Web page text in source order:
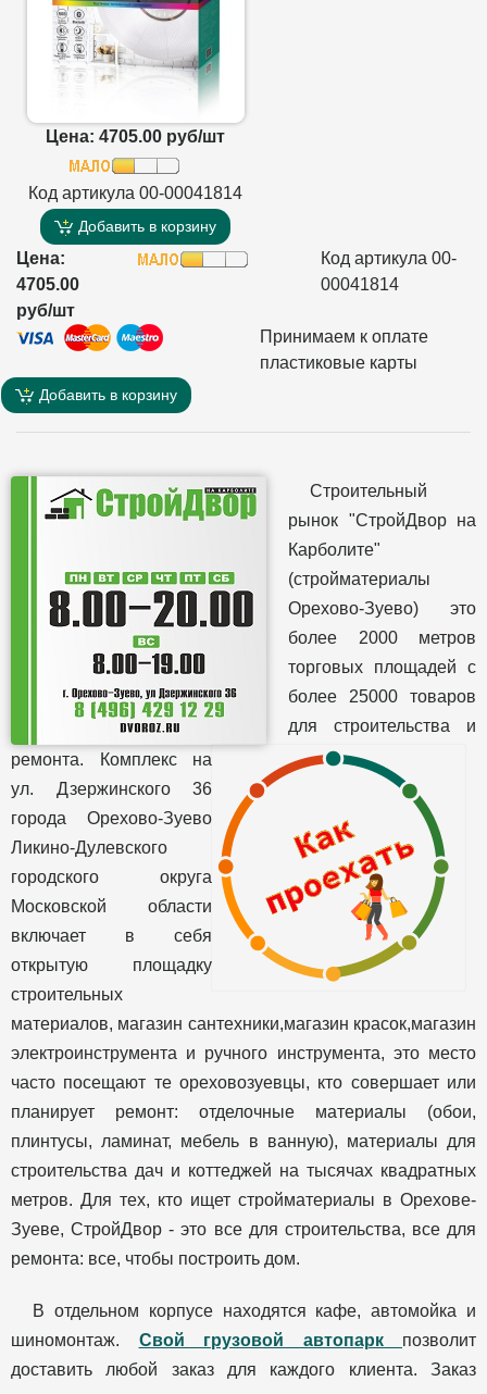
Цена: 4705.00 руб/шт
Код артикула 00-00041814
Добавить в корзину
Цена:
4705.00
руб/шт
Код артикула 00-
00041814
Принимаем к оплате
пластиковые карты
Добавить в корзину
Строительный
рынок "СтройДвор на
Карболите"
(стройматериалы
Орехово-Зуево) это
более 2000 метров
торговых площадей с
более 25000 товаров
для строительства и
ремонта. Комплекс на
ул. Дзержинского 36
города Орехово-Зуево
Ликино-Дулевского
городского округа
Московской области
включает в себя
открытую площадку
строительных
материалов, магазин сантехники,магазин красок,магазин
электроинструмента и ручного инструмента, это место
часто посещают те ореховозуевцы, кто совершает или
планирует ремонт: отделочные материалы (обои,
плинтусы, ламинат, мебель в ванную), материалы для
строительства дач и коттеджей на тысячах квадратных
метров. Для тех, кто ищет стройматериалы в Орехове-
Зуеве, СтройДвор - это все для строительства, все для
ремонта: все, чтобы построить дом.
В отдельном корпусе находятся кафе, автомойка и
шиномонтаж. Свой грузовой автопарк позволит
доставить любой заказ для каждого клиента. Заказ